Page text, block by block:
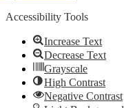
Accessibility Tools
Increase Text
Decrease Text
Grayscale
High Contrast
Negative Contrast